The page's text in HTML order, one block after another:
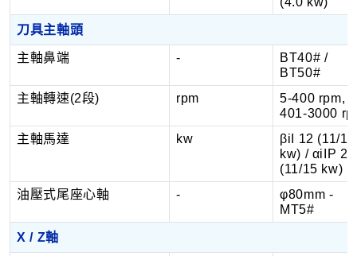
刀具主軸頭
主軸鼻端 -
BT40# /
BT50#
主軸轉速(2段)
rpm
5-400 rpm,
401-3000
主軸馬達
kw
βiI 12 (11/15
kw) / αiIP 22
(11/15 kw)
油壓式尾座心軸
-
φ80mm -
MT5#
X / Z軸